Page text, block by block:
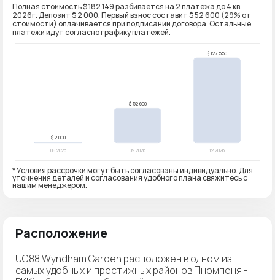
Полная стоимость $ 182 149 разбивается на 2 платежа до 4 кв.
2026г. Депозит $ 2 000. Первый взнос составит $ 52 600 (29% от
стоимости) оплачивается при подписании договора. Остальные
платежи идут согласно графику платежей.
* Условия рассрочки могут быть согласованы индивидуально. Для
уточнения деталей и согласования удобного плана свяжитесь с
нашим менеджером.
Расположение
UC88 Wyndham Garden расположен в одном из
самых удобных и престижных районов Пномпеня -